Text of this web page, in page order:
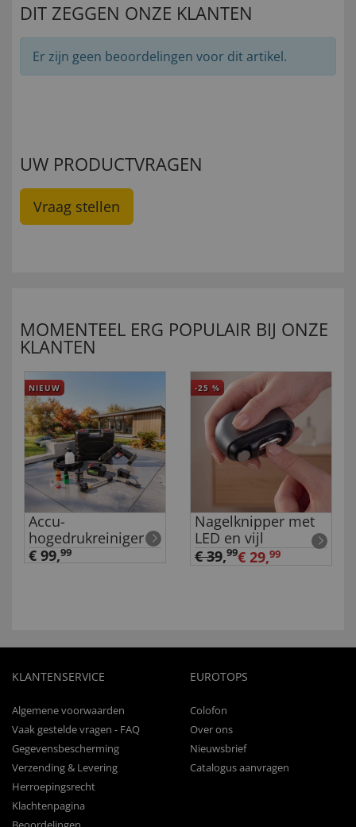
DIT ZEGGEN ONZE KLANTEN
Er zijn geen beoordelingen voor dit artikel.
UW PRODUCTVRAGEN
Vraag stellen
MOMENTEEL ERG POPULAIR BIJ ONZE
KLANTEN
NIEUW
Accu-
hogedrukreiniger
€ 99,99
-25 %
Nagelknipper met
LED en vijl
€ 39,99€ 29,99
KLANTENSERVICE
Algemene voorwaarden
Vaak gestelde vragen - FAQ
Gegevensbescherming
Verzending & Levering
Herroepingsrecht
Klachtenpagina
EUROTOPS
Colofon
Over ons
Nieuwsbrief
Catalogus aanvragen